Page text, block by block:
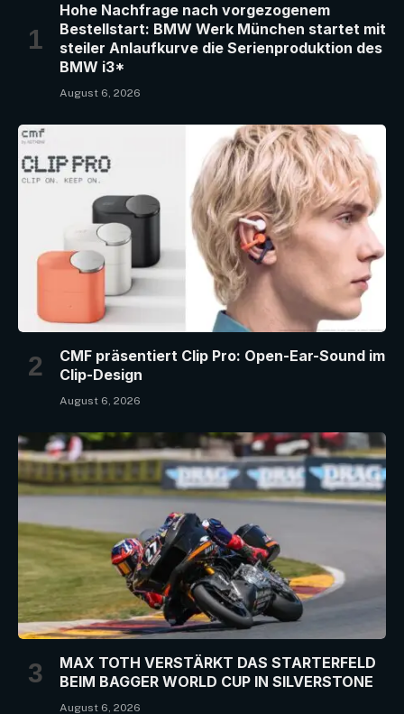
Hohe Nachfrage nach vorgezogenem
Bestellstart: BMW Werk München startet mit
steiler Anlaufkurve die Serienproduktion des
BMW i3*
August 6, 2026
CMF präsentiert Clip Pro: Open-Ear-Sound im
Clip-Design
August 6, 2026
MAX TOTH VERSTÄRKT DAS STARTERFELD
BEIM BAGGER WORLD CUP IN SILVERSTONE
August 6, 2026